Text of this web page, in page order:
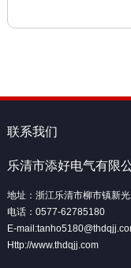
联系我们
乐清市添好电气有限
地址：浙江乐清市柳市镇新
电话：0577-62785180
E-
Http://www.thdqjj.com